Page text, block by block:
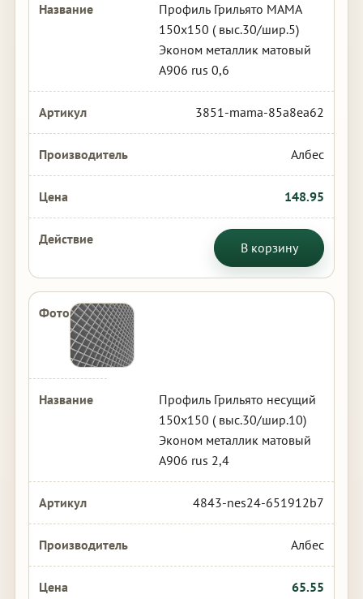
Профиль Грильято МАМА
150х150 ( выс.30/шир.5)
Эконом металлик матовый
А906 rus 0,6
3851-mama-85a8ea62
Албес
148.95
В корзину
Профиль Грильято несущий
150х150 ( выс.30/шир.10)
Эконом металлик матовый
А906 rus 2,4
4843-nes24-651912b7
Албес
65.55